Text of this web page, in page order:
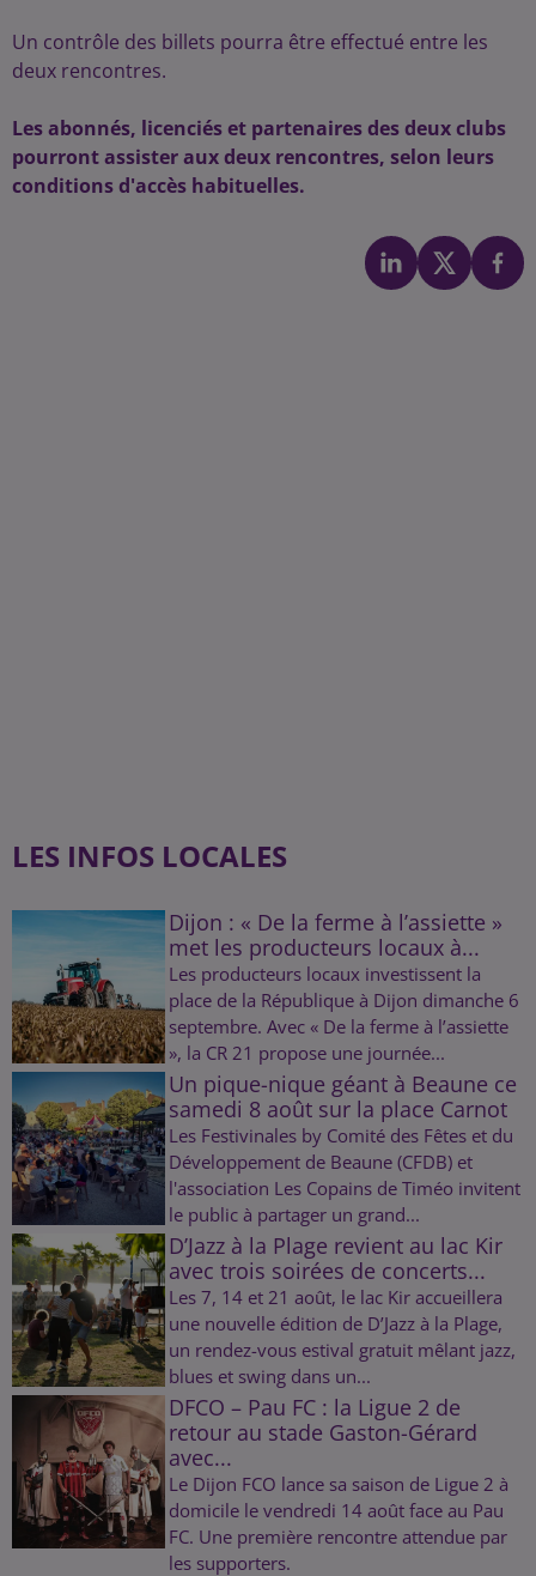
Un contrôle des billets pourra être effectué entre les
deux rencontres.
Les abonnés, licenciés et partenaires des deux clubs
pourront assister aux deux rencontres, selon leurs
conditions d'accès habituelles.
LES INFOS LOCALES
Dijon : « De la ferme à l’assiette »
met les producteurs locaux à...
Les producteurs locaux investissent la
place de la République à Dijon dimanche 6
septembre. Avec « De la ferme à l’assiette
», la CR 21 propose une journée...
Un pique-nique géant à Beaune ce
samedi 8 août sur la place Carnot
Les Festivinales by Comité des Fêtes et du
Développement de Beaune (CFDB) et
l'association Les Copains de Timéo invitent
le public à partager un grand...
D’Jazz à la Plage revient au lac Kir
avec trois soirées de concerts...
Les 7, 14 et 21 août, le lac Kir accueillera
une nouvelle édition de D’Jazz à la Plage,
un rendez-vous estival gratuit mêlant jazz,
blues et swing dans un...
DFCO – Pau FC : la Ligue 2 de
retour au stade Gaston-Gérard
avec...
Le Dijon FCO lance sa saison de Ligue 2 à
domicile le vendredi 14 août face au Pau
FC. Une première rencontre attendue par
les supporters.